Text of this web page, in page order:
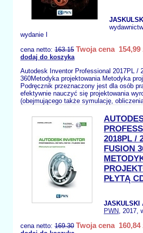
wydanie I
cena netto: 163.15 Twoja cena 154,99
dodaj do koszyka
Autodesk Inventor Professional 2017PL /
360Metodyka projektowania Metodyka
Podręcznik przeznaczony jest dla osób
efektywnie nauczyć się projektowania
(obejmującego także symulację,
2018PL /
FUSION
PŁYTĄ
JASKULSKI
PWN, 2017,
cena netto: 169.30 Twoja cena 160,84